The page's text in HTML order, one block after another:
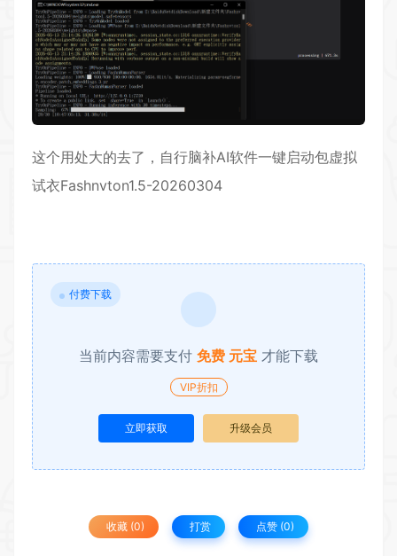
这个用处大的去了，自行脑补AI软件一键启动包虚拟
试衣Fashnvton1.5-20260304
付费下载
当前内容需要支付 免费 元宝 才能下载
VIP折扣
立即获取 升级会员
收藏 (0) 打赏 点赞 (0)